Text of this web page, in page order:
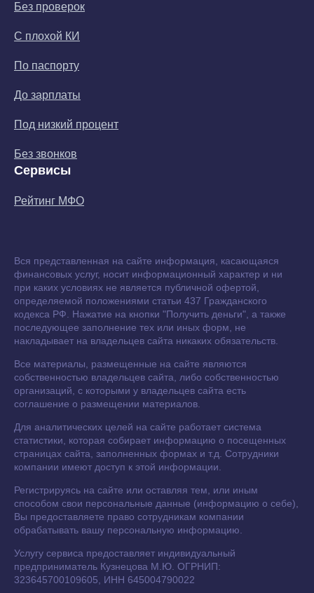
Без проверок
С плохой КИ
По паспорту
До зарплаты
Под низкий процент
Без звонков
Сервисы
Рейтинг МФО
Вся представленная на сайте информация, касающаяся
финансовых услуг, носит информационный характер и ни
при каких условиях не является публичной офертой,
определяемой положениями статьи 437 Гражданского
кодекса РФ. Нажатие на кнопки "Получить деньги", а также
последующее заполнение тех или иных форм, не
накладывает на владельцев сайта никаких обязательств.
Все материалы, размещенные на сайте являются
собственностью владельцев сайта, либо собственностью
организаций, с которыми у владельцев сайта есть
соглашение о размещении материалов.
Для аналитических целей на сайте работает система
статистики, которая собирает информацию о посещенных
страницах сайта, заполненных формах и т.д. Сотрудники
компании имеют доступ к этой информации.
Регистрируясь на сайте или оставляя тем, или иным
способом свои персональные данные (информацию о себе),
Вы предоставляете право сотрудникам компании
обрабатывать вашу персональную информацию.
Услугу сервиса предоставляет индивидуальный
предприниматель Кузнецова М.Ю. ОГРНИП:
323645700109605, ИНН 645004790022